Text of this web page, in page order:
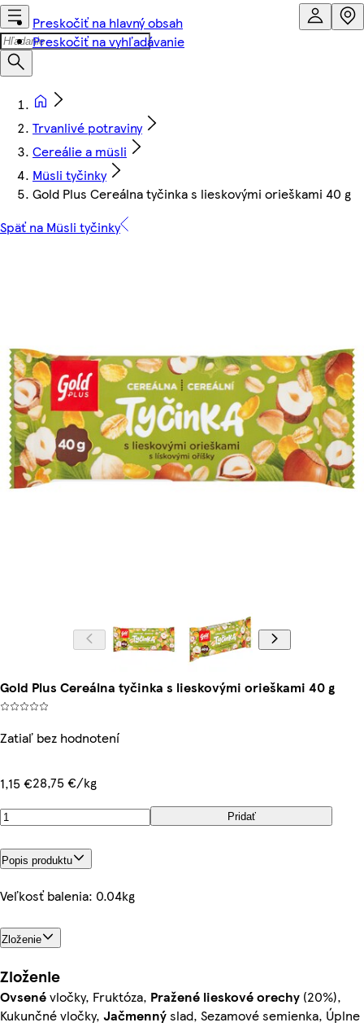
Preskočiť na hlavný obsah
Preskočiť na vyhľadávanie
Trvanlivé potraviny
Cereálie a müsli
Müsli tyčinky
Gold Plus Cereálna tyčinka s lieskovými orieškami 40 g
Späť na Müsli tyčinky
Gold Plus Cereálna tyčinka s lieskovými orieškami 40 g
Zatiaľ bez hodnotení
1,15 €28,75 €/kg
Pridať
Popis produktu
Veľkosť balenia: 0.04kg
Zloženie
Zloženie
Ovsenévločky, Fruktóza, Pražené lieskové orechy (20%),
Kukunčné vločky, Jačmennýslad, Sezamové semienka, Úplne